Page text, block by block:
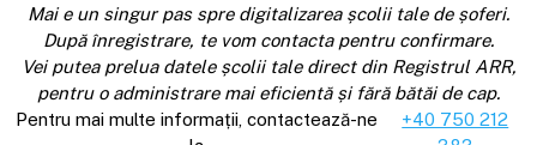
Mai e un singur pas spre digitalizarea școlii tale de șoferi.
După înregistrare, te vom contacta pentru confirmare.
Vei putea prelua datele școlii tale direct din Registrul ARR,
pentru o administrare mai eficientă și fără bătăi de cap.
Pentru mai multe informații, contactează-ne
+40 750 212